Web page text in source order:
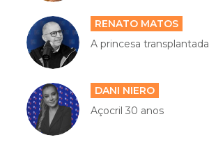
RENATO MATOS
A princesa transplantada
DANI NIERO
Açocril 30 anos